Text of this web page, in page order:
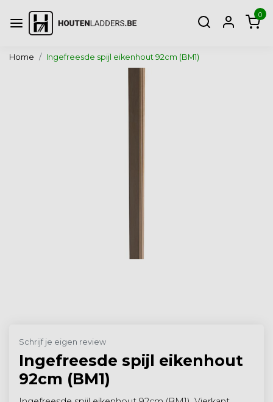
0
Home Ingefreesde spijl eikenhout 92cm (BM1)
Schrijf je eigen review
Ingefreesde spijl eikenhout
92cm (BM1)